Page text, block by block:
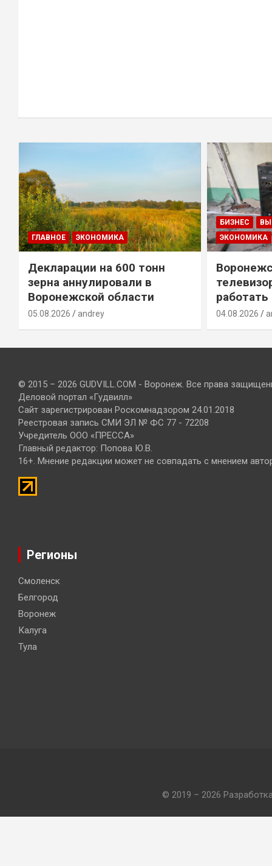
ГЛАВНОЕ ЭКОНОМИКА
Декларации на 600 тонн
зерна аннулировали в
Воронежской области
05.08.2026 andrey
БИЗНЕС
ЭКОНОМИКА
работать
04.08.2026
© 2015 – 2026 GUDVILL.COM - Воронеж. Все права
Деловой портал «Гудвилл»
Сайт зарегистрирован Роскомнадзором 24.01.2018
Реестровая запись СМИ ЭЛ № ФС 77 - 72208
Учредитель ООО «ПРЕССА»
Главный редактор: Попова Ю.В.
16+. Мнение редакции может не совпадать с мнением
Регионы
Смоленск
Белгород
Воронеж
Калуга
Тула
© 2019 – 2026